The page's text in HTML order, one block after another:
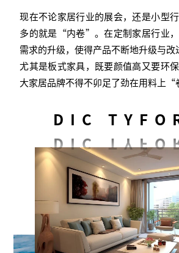
现在不论家居行业的展会，还是小型
多的就是“内卷”。在定制家居行业
需求的升级，使得产品不断地升级与改
尤其是板式家具，既要颜值高又要环
大家居品牌不得不卯足了劲在用料上“
DIC